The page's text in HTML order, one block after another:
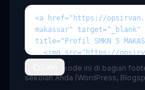
💡 Tempel kode ini di bagian
sekolah Anda (WordPress,